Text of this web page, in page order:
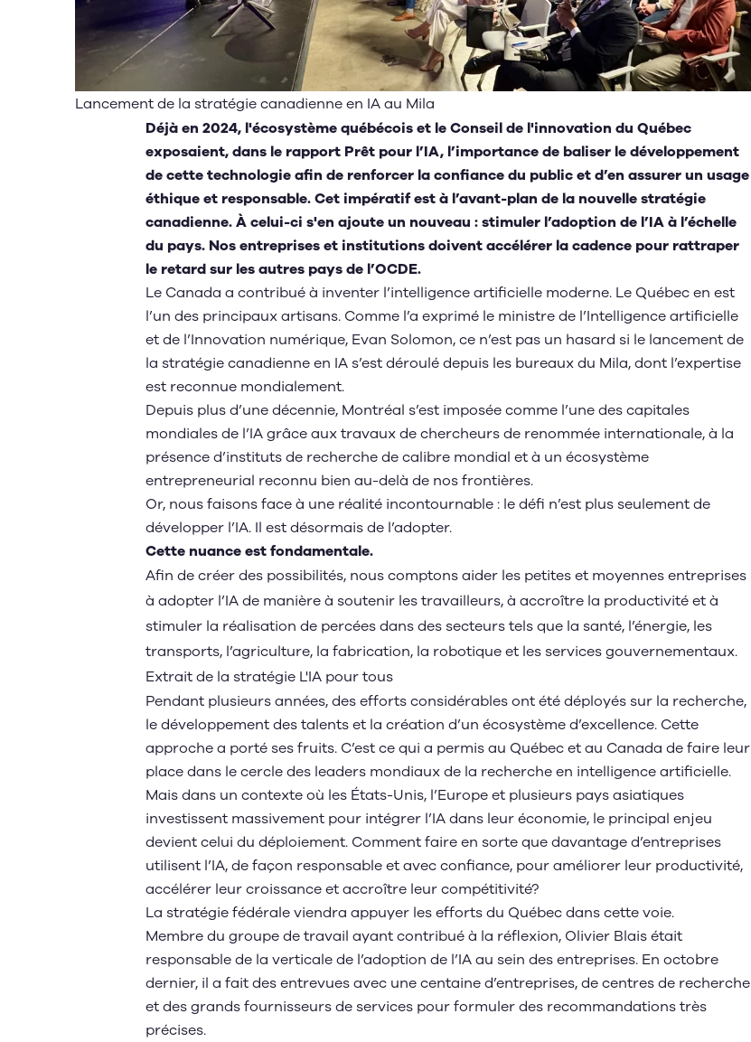
Lancement de la stratégie canadienne en IA au Mila
Déjà en 2024, l'écosystème québécois et le Conseil de l'innovation du Québec
exposaient, dans le rapport Prêt pour l’IA, l’importance de baliser le développement
de cette technologie afin de renforcer la confiance du public et d’en assurer un usage
éthique et responsable. Cet impératif est à l’avant-plan de la nouvelle stratégie
canadienne. À celui-ci s'en ajoute un nouveau : stimuler l’adoption de l’IA à l’échelle
du pays. Nos entreprises et institutions doivent accélérer la cadence pour rattraper
le retard sur les autres pays de l’OCDE.
Le Canada a contribué à inventer l’intelligence artificielle moderne. Le Québec en est
l’un des principaux artisans. Comme l’a exprimé le ministre de l’Intelligence artificielle
et de l’Innovation numérique, Evan Solomon, ce n’est pas un hasard si le lancement de
la stratégie canadienne en IA s’est déroulé depuis les bureaux du Mila, dont l’expertise
est reconnue mondialement.
Depuis plus d’une décennie, Montréal s’est imposée comme l’une des capitales
mondiales de l’IA grâce aux travaux de chercheurs de renommée internationale, à la
présence d’instituts de recherche de calibre mondial et à un écosystème
entrepreneurial reconnu bien au-delà de nos frontières.
Or, nous faisons face à une réalité incontournable : le défi n’est plus seulement de
développer l’IA. Il est désormais de l’adopter.
Cette nuance est fondamentale.
Afin de créer des possibilités, nous comptons aider les petites et moyennes entreprises
à adopter l’IA de manière à soutenir les travailleurs, à accroître la productivité et à
stimuler la réalisation de percées dans des secteurs tels que la santé, l’énergie, les
transports, l’agriculture, la fabrication, la robotique et les services gouvernementaux.
Extrait de la stratégie L'IA pour tous
Pendant plusieurs années, des efforts considérables ont été déployés sur la recherche,
le développement des talents et la création d’un écosystème d’excellence. Cette
approche a porté ses fruits. C’est ce qui a permis au Québec et au Canada de faire leur
place dans le cercle des leaders mondiaux de la recherche en intelligence artificielle.
Mais dans un contexte où les États-Unis, l’Europe et plusieurs pays asiatiques
investissent massivement pour intégrer l’IA dans leur économie, le principal enjeu
devient celui du déploiement. Comment faire en sorte que davantage d’entreprises
utilisent l’IA, de façon responsable et avec confiance, pour améliorer leur productivité,
accélérer leur croissance et accroître leur compétitivité?
La stratégie fédérale viendra appuyer les efforts du Québec dans cette voie.
Membre du groupe de travail ayant contribué à la réflexion, Olivier Blais était
responsable de la verticale de l’adoption de l’IA au sein des entreprises. En octobre
dernier, il a fait des entrevues avec une centaine d’entreprises, de centres de recherche
et des grands fournisseurs de services pour formuler des recommandations très
précises.